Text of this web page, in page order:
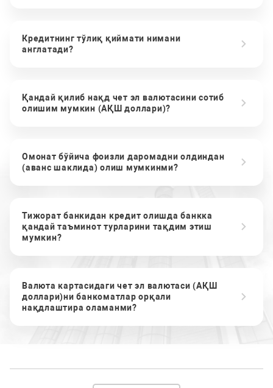
Кредитнинг тўлиқ қиймати нимани
англатади?
Қандай қилиб нақд чет эл валютасини сотиб
олишим мумкин (АҚШ доллари)?
Омонат бўйича фоизли даромадни олдиндан
(аванс шаклида) олиш мумкинми?
Тижорат банкидан кредит олишда банкка
қандай таъминот турларини тақдим этиш
мумкин?
Валюта картасидаги чет эл валютаси (АҚШ
доллари)ни банкоматлар орқали
нақдлаштира оламанми?